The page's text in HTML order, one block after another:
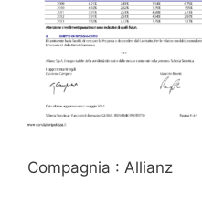
Compagnia : Allianz